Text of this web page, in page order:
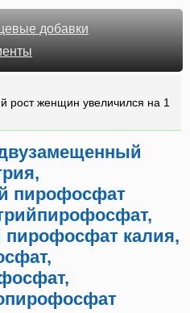
добавки
рост женщин увеличился на 1
пирофосфат
калия,